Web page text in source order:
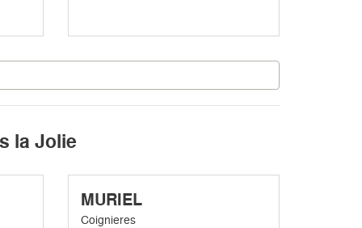
la Jolie
MURIEL
Coignieres